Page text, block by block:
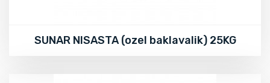
SUNAR NISASTA (ozel baklavalik) 25KG